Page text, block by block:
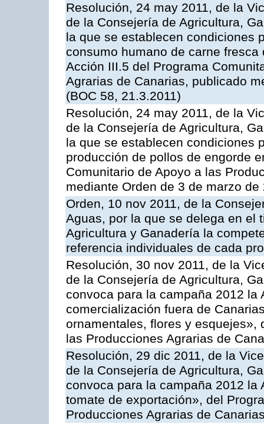
Resolución, 24 may 2011, de la
de la Consejería de Agricultura,
la que se establecen condiciones
consumo humano de carne
Acción III.5 del Programa
Agrarias de Canarias, publicado
(BOC 58, 21.3.2011)
Resolución, 24 may 2011, de la
de la Consejería de Agricultura,
la que se establecen condiciones
producción de pollos de engorde
Comunitario de Apoyo a las
mediante Orden de 3 de marzo de
Orden, 10 nov 2011, de la
Aguas, por la que se delega en el
Agricultura y Ganadería la
referencia individuales de cada
Resolución, 30 nov 2011, de la
de la Consejería de Agricultura,
convoca para la campaña 2012 la
comercialización fuera de
ornamentales, flores y esquejes»,
las Producciones Agrarias de
Resolución, 29 dic 2011, de la
de la Consejería de Agricultura,
convoca para la campaña 2012
tomate de exportación», del
Producciones Agrarias de